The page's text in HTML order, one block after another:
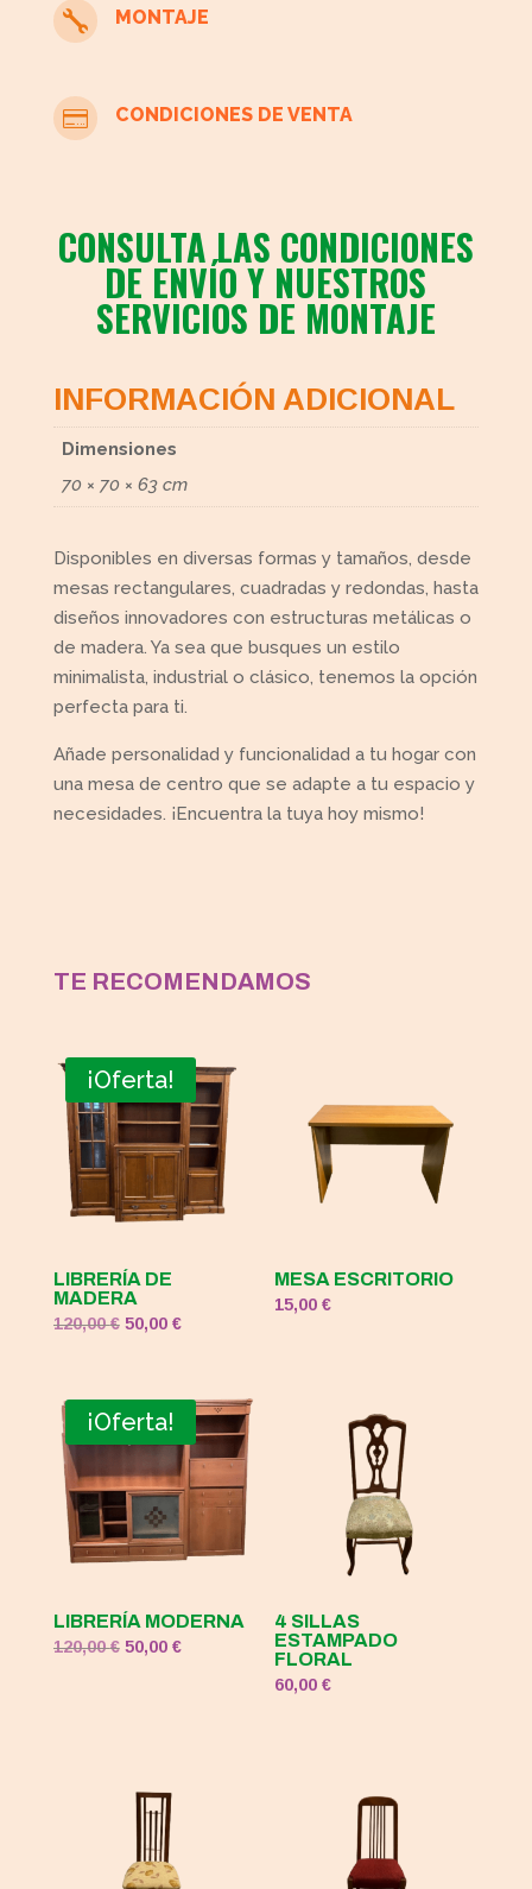
 MONTAJE
 CONDICIONES DE VENTA
CONSULTA LAS CONDICIONES
DE ENVÍO Y NUESTROS
SERVICIOS DE MONTAJE
INFORMACIÓN ADICIONAL
Dimensiones
70 × 70 × 63 cm
Disponibles en diversas formas y tamaños, desde
mesas rectangulares, cuadradas y redondas, hasta
diseños innovadores con estructuras metálicas o
de madera. Ya sea que busques un estilo
minimalista, industrial o clásico, tenemos la opción
perfecta para ti.
Añade personalidad y funcionalidad a tu hogar con
una mesa de centro que se adapte a tu espacio y
necesidades. ¡Encuentra la tuya hoy mismo!
TE RECOMENDAMOS
¡Oferta!
LIBRERÍA DE
MADERA
120,00€ El
era:
120,00 €.
50,00 €El
es:
50,00 €.
MESA ESCRITORIO
15,00€
¡Oferta!
LIBRERÍA MODERNA
120,00€ El
50,00 €El
4 SILLAS
ESTAMPADO
FLORAL
60,00€